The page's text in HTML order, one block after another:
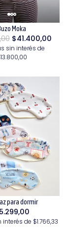
Moka
$41.400,00
sin interés de
para dormir
de $1.766,33